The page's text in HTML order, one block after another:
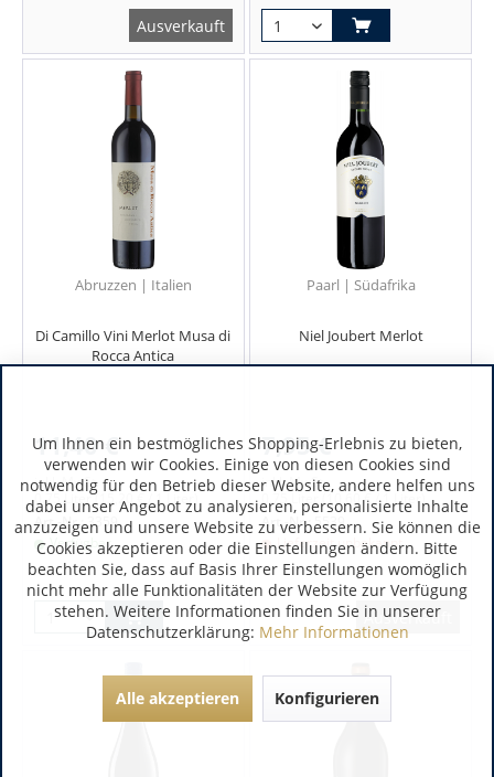
Ausverkauft
Abruzzen | Italien
Di Camillo Vini Merlot Musa di
Rocca Antica
11,40 €
inkl. MwSt.
0.75 Liter(15,20 € / 1 Liter)
Art.-Nr.:3359
Verfügbar
Paarl | Südafrika
Niel Joubert Merlot
7,95 €
inkl. MwSt.
(10,60 € / 1 Liter)
Art.-Nr.:5539
Lieferzeit unbekannt
Ausverkauft
Um Ihnen ein bestmögliches Shopping-Erlebnis zu bieten,
verwenden wir Cookies. Einige von diesen Cookies sind
notwendig für den Betrieb dieser Website, andere helfen uns
dabei unser Angebot zu analysieren, personalisierte Inhalte
anzuzeigen und unsere Website zu verbessern. Sie können die
Cookies akzeptieren oder die Einstellungen ändern. Bitte
beachten Sie, dass auf Basis Ihrer Einstellungen womöglich
nicht mehr alle Funktionalitäten der Website zur Verfügung
stehen. Weitere Informationen finden Sie in unserer
Datenschutzerklärung: Mehr Informationen
Alle akzeptieren Konfigurieren